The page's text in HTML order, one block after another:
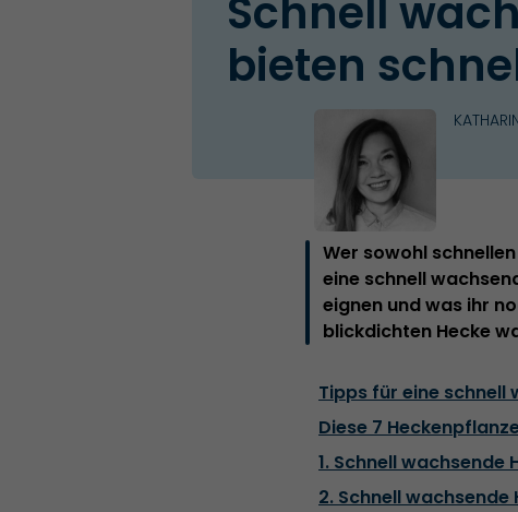
Schnell
bieten
Wer sowohl
eine schnell
eignen und was ihr
blickdichten Hecke
Tipps für eine schnell
Diese 7
1. Schnell wachsende
2. Schnell